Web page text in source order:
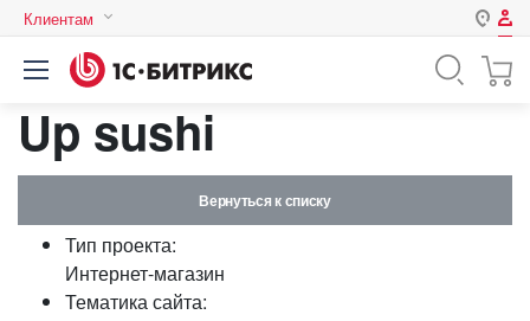
Клиентам
Авторизация
Нет аккаунта?
Логин
Пароль
Up sushi
Вернуться к списку
Тип проекта:
Интернет-магазин
Тематика сайта: